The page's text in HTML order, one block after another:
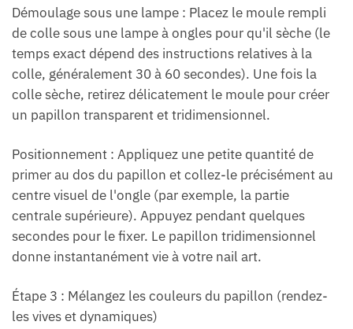
Démoulage sous une lampe : Placez le moule rempli
de colle sous une lampe à ongles pour qu'il sèche (le
temps exact dépend des instructions relatives à la
colle, généralement 30 à 60 secondes). Une fois la
colle sèche, retirez délicatement le moule pour créer
un papillon transparent et tridimensionnel.
Positionnement : Appliquez une petite quantité de
primer au dos du papillon et collez-le précisément au
centre visuel de l'ongle (par exemple, la partie
centrale supérieure). Appuyez pendant quelques
secondes pour le fixer. Le papillon tridimensionnel
donne instantanément vie à votre nail art.
Étape 3 : Mélangez les couleurs du papillon (rendez-
les vives et dynamiques)